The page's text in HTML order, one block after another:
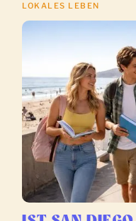
LOKALES LEBEN